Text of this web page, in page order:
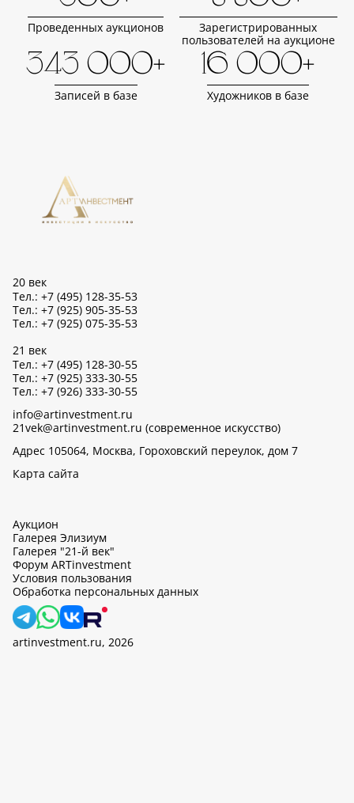
Проведенных аукционов
Зарегистрированных
пользователей на аукционе
343 000+
Записей в базе
16 000+
Художников в базе
20 век
Тел.: +7 (495) 128-35-53
Тел.: +7 (925) 905-35-53
Тел.: +7 (925) 075-35-53
21 век
Тел.: +7 (495) 128-30-55
Тел.: +7 (925) 333-30-55
Тел.: +7 (926) 333-30-55
info@artinvestment.ru
21vek@artinvestment.ru (современное искусство)
Адрес 105064, Москва, Гороховский переулок, дом 7
Карта сайта
Аукцион
Галерея Элизиум
Галерея "21-й век"
Форум ARTinvestment
Условия пользования
Обработка персональных данных
artinvestment.ru, 2026